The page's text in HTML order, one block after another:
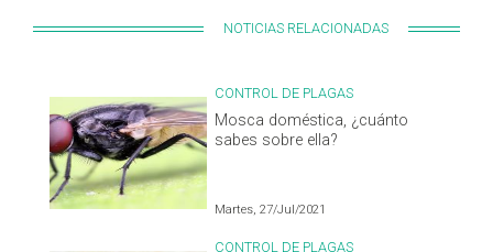
NOTICIAS RELACIONADAS
CONTROL DE PLAGAS
Mosca doméstica, ¿cuánto
sabes sobre ella?
Martes, 27/Jul/2021
CONTROL DE PLAGAS